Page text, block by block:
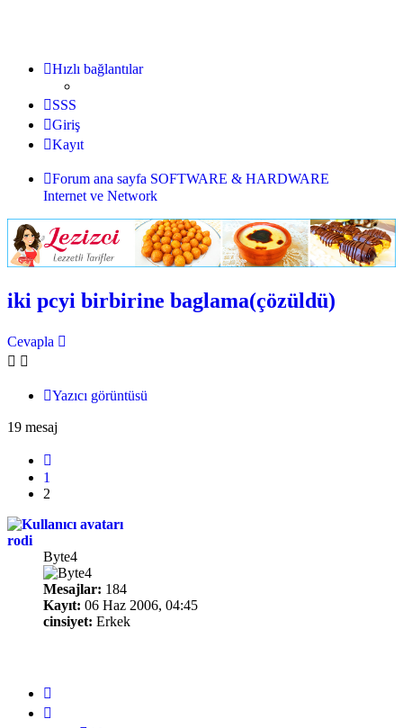
Hızlı bağlantılar
SSS
Giriş
Kayıt
Forum ana sayfa SOFTWARE & HARDWARE
Internet ve Network
iki pcyi birbirine baglama(çözüldü)
Cevapla
Yazıcı görüntüsü
19 mesaj
1
2
rodi
Byte4
Mesajlar: 184
Kayıt: 06 Haz 2006, 04:45
cinsiyet: Erkek